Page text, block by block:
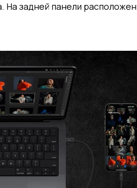
На задней панели расположен